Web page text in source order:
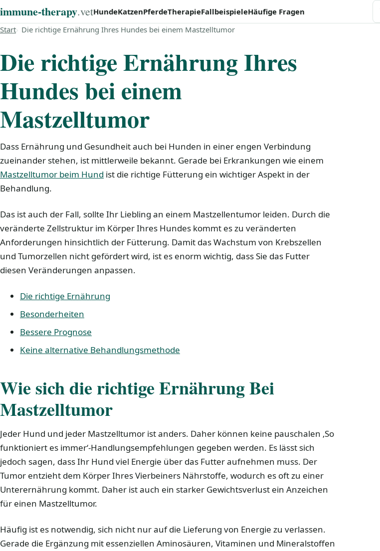
immune‑therapy.vetHundeKatzenPferdeTherapieFallbeispieleHäufige Fragen
Start Die richtige Ernährung Ihres Hundes bei einem Mastzelltumor
Die richtige Ernährung Ihres
Hundes bei einem
Mastzelltumor
Dass Ernährung und Gesundheit auch bei Hunden in einer engen Verbindung
zueinander stehen, ist mittlerweile bekannt. Gerade bei Erkrankungen wie einem
Mastzelltumor beim Hund ist die richtige Fütterung ein wichtiger Aspekt in der
Behandlung.
Das ist auch der Fall, sollte Ihr Liebling an einem Mastzellentumor leiden. Durch die
veränderte Zellstruktur im Körper Ihres Hundes kommt es zu veränderten
Anforderungen hinsichtlich der Fütterung. Damit das Wachstum von Krebszellen
und Tumorzellen nicht gefördert wird, ist es enorm wichtig, dass Sie das Futter
diesen Veränderungen anpassen.
Die richtige Ernährung
Besonderheiten
Bessere Prognose
Keine alternative Behandlungsmethode
Wie sich die richtige Ernährung Bei
Mastzelltumor
Jeder Hund und jeder Mastzelltumor ist anders. Daher können keine pauschalen ‚So
funktioniert es immer‘-Handlungsempfehlungen gegeben werden. Es lässt sich
jedoch sagen, dass Ihr Hund viel Energie über das Futter aufnehmen muss. Der
Tumor entzieht dem Körper Ihres Vierbeiners Nährstoffe, wodurch es oft zu einer
Unterernährung kommt. Daher ist auch ein starker Gewichtsverlust ein Anzeichen
für einen Mastzelltumor.
Häufig ist es notwendig, sich nicht nur auf die Lieferung von Energie zu verlassen.
Gerade die Ergänzung mit essenziellen Aminosäuren, Vitaminen und Mineralstoffen